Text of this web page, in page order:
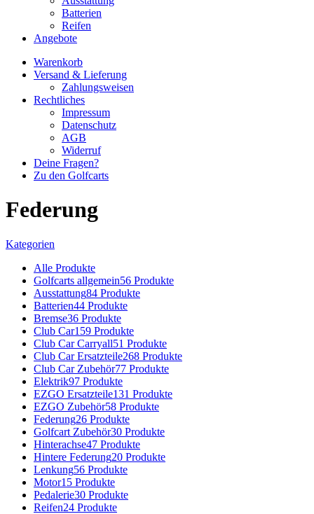
Batterien
Reifen
Angebote
Warenkorb
Versand & Lieferung
Zahlungsweisen
Rechtliches
Impressum
Datenschutz
AGB
Widerruf
Deine Fragen?
Zu den Golfcarts
Federung
Kategorien
Alle Produkte
Golfcarts allgemein56 Produkte
Ausstattung84 Produkte
Batterien44 Produkte
Bremse36 Produkte
Club Car159 Produkte
Club Car Carryall51 Produkte
Club Car Ersatzteile268 Produkte
Club Car Zubehör77 Produkte
Elektrik97 Produkte
EZGO Ersatzteile131 Produkte
EZGO Zubehör58 Produkte
Federung26 Produkte
Golfcart Zubehör30 Produkte
Hinterachse47 Produkte
Hintere Federung20 Produkte
Lenkung56 Produkte
Motor15 Produkte
Pedalerie30 Produkte
Reifen24 Produkte